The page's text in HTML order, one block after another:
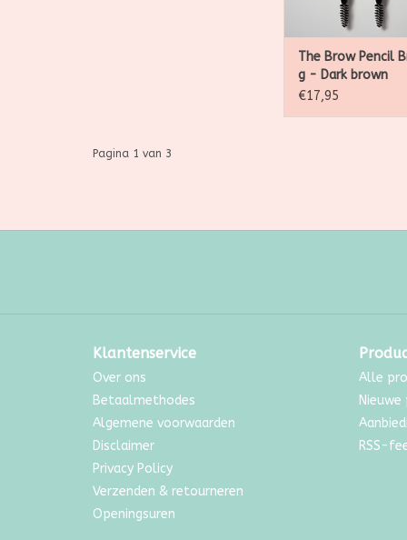
TOEVOEGEN AAN
The Brow Pencil
g - Dark brown
€17,95
Pagina 1 van 3
Klantenservice
Over ons
Betaalmethodes
Algemene voorwaarden
Disclaimer
Privacy Policy
Verzenden & retourneren
Openingsuren
Alle
RSS-